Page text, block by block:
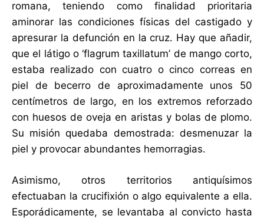
romana, teniendo como finalidad prioritaria
aminorar las condiciones físicas del castigado y
apresurar la defunción en la cruz. Hay que añadir,
que el látigo o ‘flagrum taxillatum’ de mango corto,
estaba realizado con cuatro o cinco correas en
piel de becerro de aproximadamente unos 50
centímetros de largo, en los extremos reforzado
con huesos de oveja en aristas y bolas de plomo.
Su misión quedaba demostrada: desmenuzar la
piel y provocar abundantes hemorragias.
Asimismo, otros territorios antiquísimos
efectuaban la crucifixión o algo equivalente a ella.
Esporádicamente, se levantaba al convicto hasta